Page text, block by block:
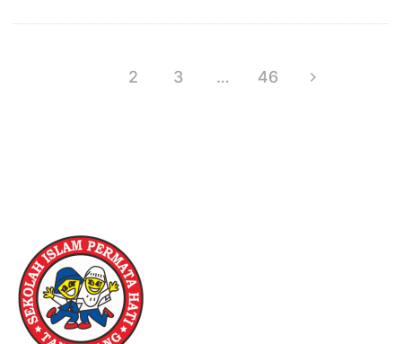
2 3 … 46